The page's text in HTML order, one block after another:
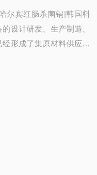
尔宾红肠杀菌锅|韩国料
设计研发、生产制造、
形成了集原材料供应、
司运营体系。